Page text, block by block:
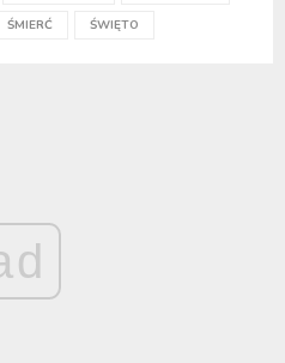
ŚMIERĆ ŚWIĘTO